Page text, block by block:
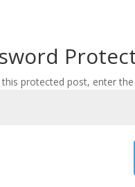
protected post, enter